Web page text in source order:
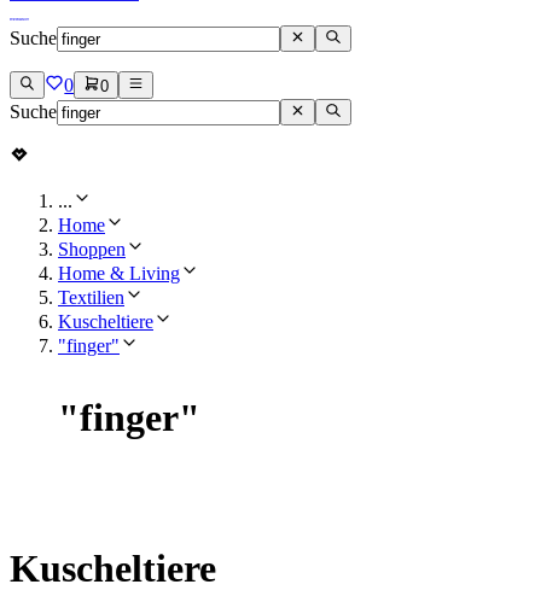
Suche
0 0
Suche
...
Home
Shoppen
Home & Living
Textilien
Kuscheltiere
"finger"
"finger"
Kuscheltiere